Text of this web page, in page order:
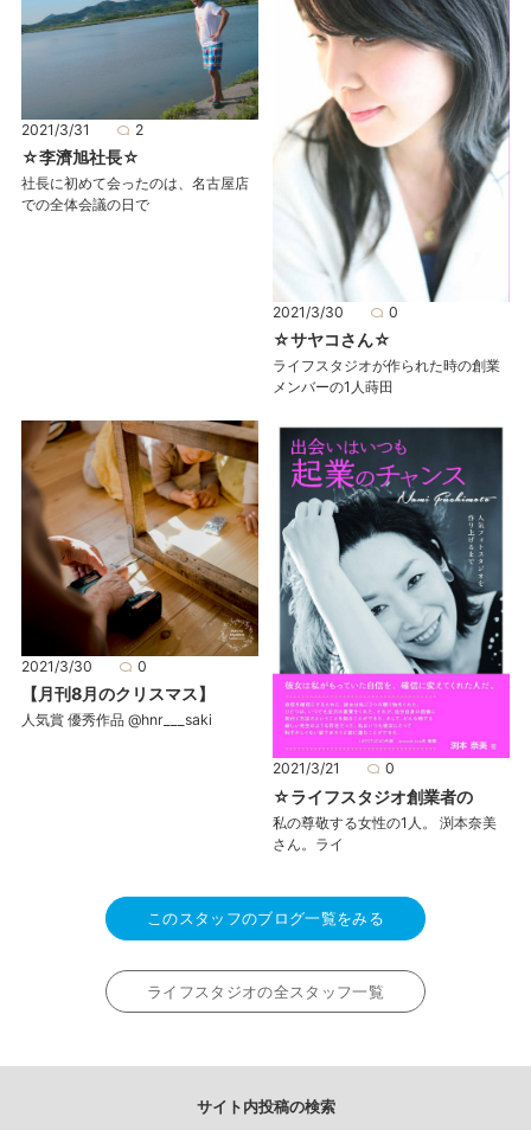
2021/3/31 2
☆李濟旭社長☆
社長に初めて会ったのは、名古屋店
での全体会議の日で
2021/3/30 0
☆サヤコさん☆
ライフスタジオが作られた時の創業
メンバーの1人蒔田
2021/3/30 0
【月刊8月のクリスマス】
人気賞 優秀作品 @hnr___saki
2021/3/21 0
☆ライフスタジオ創業者の
私の尊敬する女性の1人。 渕本奈美
さん。ライ
このスタッフのブログ一覧をみる
ライフスタジオの全スタッフ一覧
サイト内投稿の検索